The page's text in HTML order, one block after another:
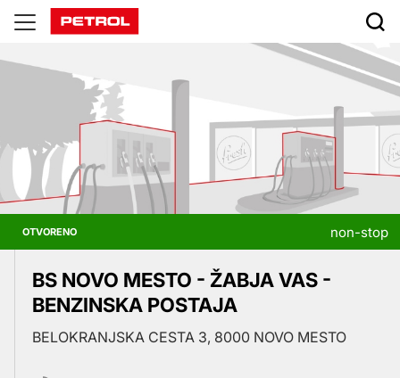
Prodajna
mjesta
OTVORENO non-stop
BS NOVO MESTO - ŽABJA VAS -
BENZINSKA POSTAJA
BELOKRANJSKA CESTA 3, 8000 NOVO MESTO